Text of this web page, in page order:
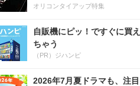
オリコンタイアップ特集
自販機にピッ！ですぐに買え
ちゃう
（PR）ジハンピ
2026年7月夏ドラマも、注目